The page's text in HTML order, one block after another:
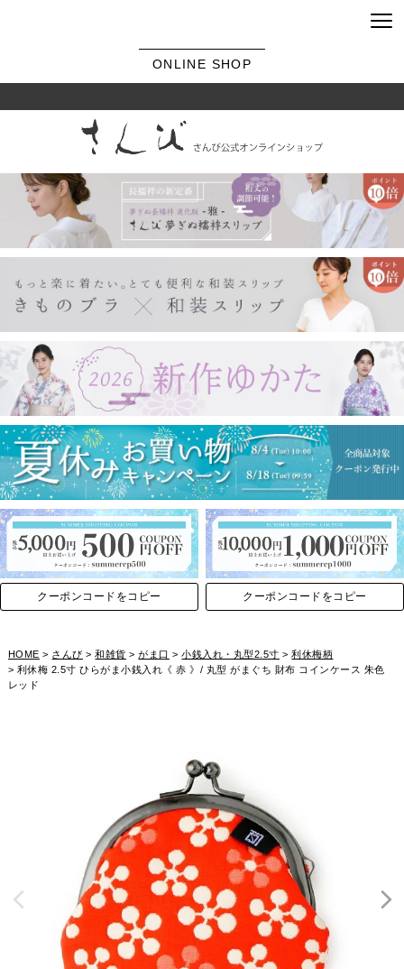
ONLINE SHOP
クーポンコードをコピー クーポンコードをコピー
HOME さんび 和雑貨 がま口 小銭入れ・丸型2.5寸
利休梅柄
利休梅 2.5寸 ひらがま小銭入れ《 赤 》/ 丸型 がまぐち 財布 コインケース 朱色
レッド